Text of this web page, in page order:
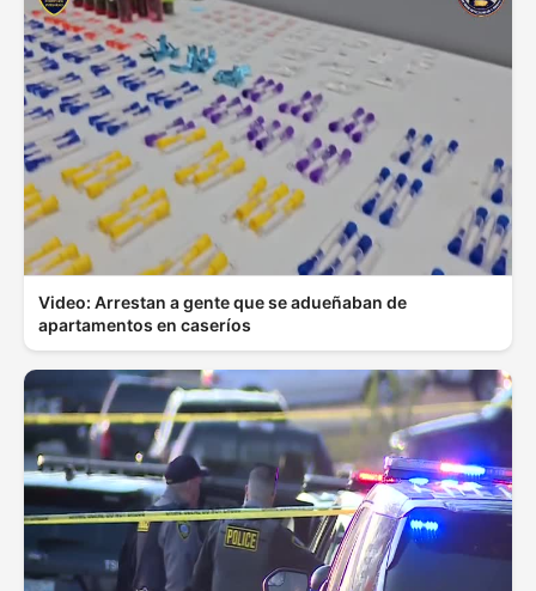
Video: Arrestan a gente que se adueñaban de
apartamentos en caseríos